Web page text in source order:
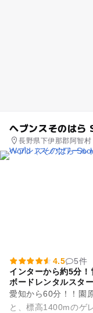
ヘブンスそのはら
長野県下伊那郡阿智
ティビティ
4.5
5件
インターから約5分
ボードレンタルスタ
愛知から60分！！園
と、標高1400mのゲ